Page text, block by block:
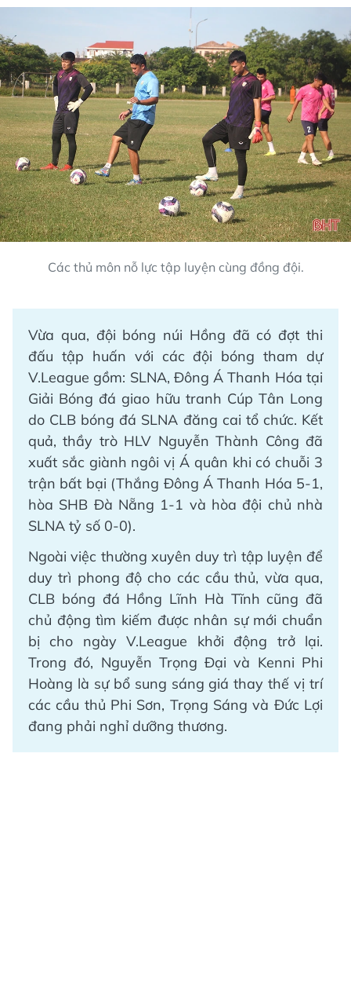
Các thủ môn nỗ lực tập luyện cùng đồng đội.
Vừa qua, đội bóng núi Hồng đã có đợt thi
đấu tập huấn với các đội bóng tham dự
V.League gồm: SLNA, Đông Á Thanh Hóa tại
Giải Bóng đá giao hữu tranh Cúp Tân Long
do CLB bóng đá SLNA đăng cai tổ chức. Kết
quả, thầy trò HLV Nguyễn Thành Công đã
xuất sắc giành ngôi vị Á quân khi có chuỗi 3
trận bất bại (Thắng Đông Á Thanh Hóa 5-1,
hòa SHB Đà Nẵng 1-1 và hòa đội chủ nhà
SLNA tỷ số 0-0).
Ngoài việc thường xuyên duy trì tập luyện để
duy trì phong độ cho các cầu thủ, vừa qua,
CLB bóng đá Hồng Lĩnh Hà Tĩnh cũng đã
chủ động tìm kiếm được nhân sự mới chuẩn
bị cho ngày V.League khởi động trở lại.
Trong đó, Nguyễn Trọng Đại và Kenni Phi
Hoàng là sự bổ sung sáng giá thay thế vị trí
các cầu thủ Phi Sơn, Trọng Sáng và Đức Lợi
đang phải nghỉ dưỡng thương.